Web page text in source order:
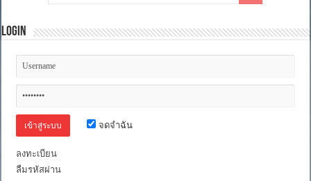
ระห่ำ
อังกฤษ
/
Login
จดจำฉัน
ลงทะเบียน
ลืมรหัสผ่าน